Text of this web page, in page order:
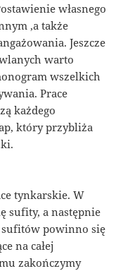
własnego
,a także
Jeszcze
warto
wszelkich
Prace
każdego
który przybliża
tynkarskie. W
sufity, a następnie
sufitów powinno się
na całej
zakończymy